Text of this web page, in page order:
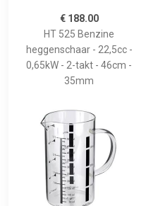
€ 188.00
HT 525 Benzine
heggenschaar - 22,5cc -
0,65kW - 2-takt - 46cm -
35mm